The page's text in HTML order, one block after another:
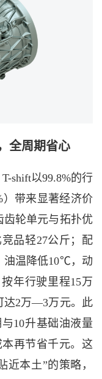
全周期省心
shift以99.8%的行
）带来显著经济价
轮单元与拓扑优
品轻27公斤；配
油温降低10℃，动
年行驶里程15万
达2万—3万元。此
10升基础油液量
再节省千元。这
本土”的策略，